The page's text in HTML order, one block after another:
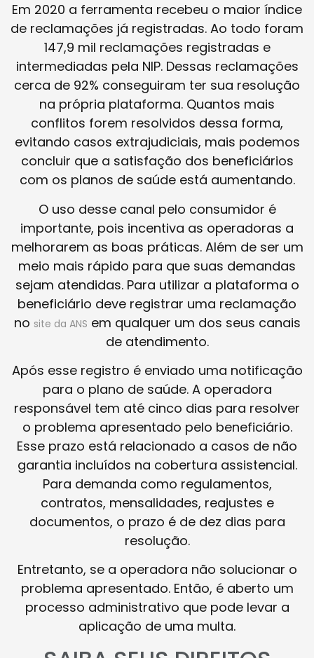
Em 2020 a ferramenta recebeu o maior índice
de reclamações já registradas. Ao todo foram
147,9 mil reclamações registradas e
intermediadas pela NIP. Dessas reclamações
cerca de 92% conseguiram ter sua resolução
na própria plataforma. Quantos mais
conflitos forem resolvidos dessa forma,
evitando casos extrajudiciais, mais podemos
concluir que a satisfação dos beneficiários
com os planos de saúde está aumentando.
O uso desse canal pelo consumidor é
importante, pois incentiva as operadoras a
melhorarem as boas práticas. Além de ser um
meio mais rápido para que suas demandas
sejam atendidas. Para utilizar a plataforma o
beneficiário deve registrar uma reclamação
no site da ANS em qualquer um dos seus canais
de atendimento.
Após esse registro é enviado uma notificação
para o plano de saúde. A operadora
responsável tem até cinco dias para resolver
o problema apresentado pelo beneficiário.
Esse prazo está relacionado a casos de não
garantia incluídos na cobertura assistencial.
Para demanda como regulamentos,
contratos, mensalidades, reajustes e
documentos, o prazo é de dez dias para
resolução.
Entretanto, se a operadora não solucionar o
problema apresentado. Então, é aberto um
processo administrativo que pode levar a
aplicação de uma multa.